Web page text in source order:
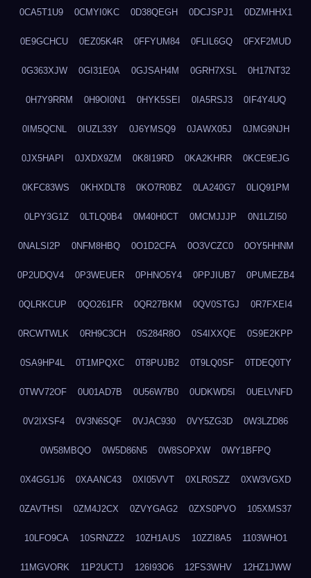
0CA5T1U9 0CMYI0KC 0D38QEGH 0DCJSPJ1 0DZMHHX1
0E9GCHCU 0EZ05K4R 0FFYUM84 0FLIL6GQ 0FXF2MUD
0G363XJW 0GI31E0A 0GJSAH4M 0GRH7XSL 0H17NT32
0H7Y9RRM 0H9OI0N1 0HYK5SEI 0IA5RSJ3 0IF4Y4UQ
0IM5QCNL 0IUZL33Y 0J6YMSQ9 0JAWX05J 0JMG9NJH
0JX5HAPI 0JXDX9ZM 0K8I19RD 0KA2KHRR 0KCE9EJG
0KFC83WS 0KHXDLT8 0KO7R0BZ 0LA240G7 0LIQ91PM
0LPY3G1Z 0LTLQ0B4 0M40H0CT 0MCMJJJP 0N1LZI50
0NALSI2P 0NFM8HBQ 0O1D2CFA 0O3VCZC0 0OY5HHNM
0P2UDQV4 0P3WEUER 0PHNO5Y4 0PPJIUB7 0PUMEZB4
0QLRKCUP 0QO261FR 0QR27BKM 0QV0STGJ 0R7FXEI4
0RCWTWLK 0RH9C3CH 0S284R8O 0S4IXXQE 0S9E2KPP
0SA9HP4L 0T1MPQXC 0T8PUJB2 0T9LQ0SF 0TDEQ0TY
0TWV72OF 0U01AD7B 0U56W7B0 0UDKWD5I 0UELVNFD
0V2IXSF4 0V3N6SQF 0VJAC930 0VY5ZG3D 0W3LZD86
0W58MBQO 0W5D86N5 0W8SOPXW 0WY1BFPQ
0X4GG1J6 0XAANC43 0XI05VVT 0XLR0SZZ 0XW3VGXD
0ZAVTHSI 0ZM4J2CX 0ZVYGAG2 0ZXS0PVO 105XMS37
10LFO9CA 10SRNZZ2 10ZH1AUS 10ZZI8A5 1103WHO1
11MGVORK 11P2UCTJ 126I93O6 12FS3WHV 12HZ1JWW